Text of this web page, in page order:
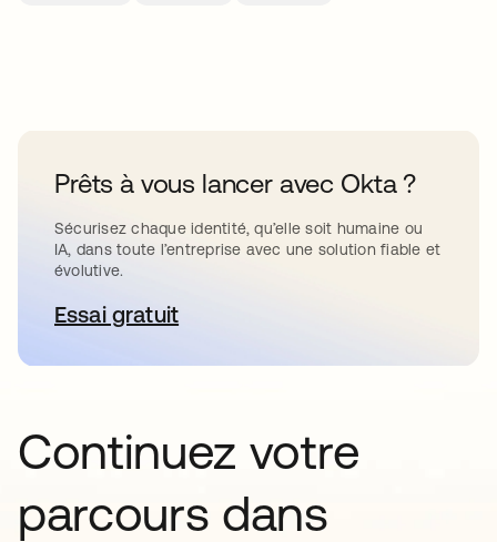
Prêts à vous lancer avec Okta ?
Sécurisez chaque identité, qu’elle soit humaine ou
IA, dans toute l’entreprise avec une solution fiable et
évolutive.
Essai gratuits’ouvre dans un nouvel onglet
Continuez votre
parcours dans